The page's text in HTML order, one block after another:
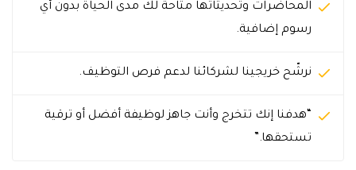
المحاضرات وتحديثاتها متاحة لك مدى الحياة بدون أي
رسوم إضافية.
نرشّح خريجينا لشركائنا لدعم فرص التوظيف.
“هدفنا إنك تتخرج وأنت جاهز لوظيفة أفضل أو ترقية
تستحقها.”